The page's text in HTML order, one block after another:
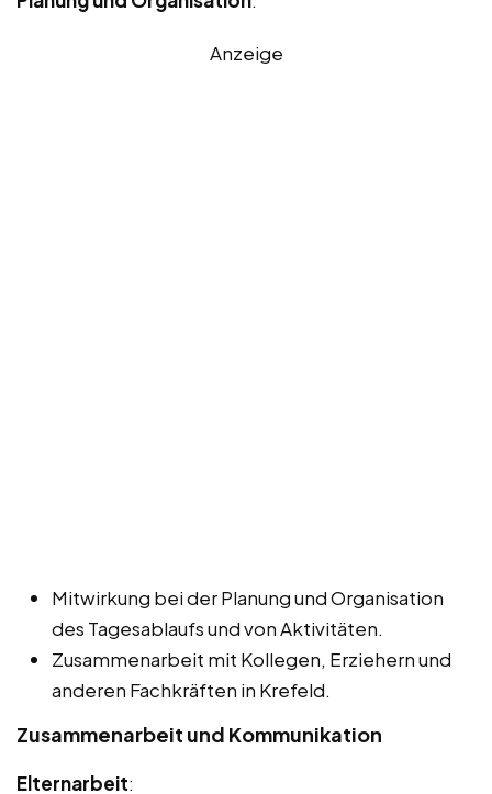
Anzeige
Mitwirkung bei der Planung und Organisation
des Tagesablaufs und von Aktivitäten.
Zusammenarbeit mit Kollegen, Erziehern und
anderen Fachkräften in Krefeld.
Zusammenarbeit und Kommunikation
Elternarbeit: